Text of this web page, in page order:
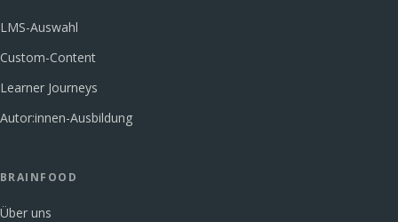
LMS-Auswahl
Custom-Content
Learner Journeys
Autor:innen-Ausbildung
BRAINFOOD
Über uns